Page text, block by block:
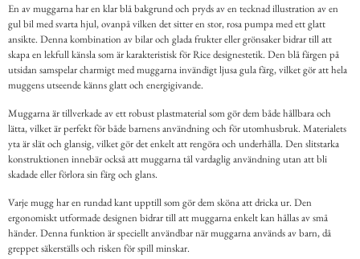
En av muggarna har en klar blå bakgrund och pryds av en tecknad illustration av en
gul bil med svarta hjul, ovanpå vilken det sitter en stor, rosa pumpa med ett glatt
ansikte. Denna kombination av bilar och glada frukter eller grönsaker bidrar till att
skapa en lekfull känsla som är karakteristisk för Rice designestetik. Den blå färgen på
utsidan samspelar charmigt med muggarna invändigt ljusa gula färg, vilket gör att hela
muggens utseende känns glatt och energigivande.
Muggarna är tillverkade av ett robust plastmaterial som gör dem både hållbara och
lätta, vilket är perfekt för både barnens användning och för utomhusbruk. Materialets
yta är slät och glansig, vilket gör det enkelt att rengöra och underhålla. Den slitstarka
konstruktionen innebär också att muggarna tål vardaglig användning utan att bli
skadade eller förlora sin färg och glans.
Varje mugg har en rundad kant upptill som gör dem sköna att dricka ur. Den
ergonomiskt utformade designen bidrar till att muggarna enkelt kan hållas av små
händer. Denna funktion är speciellt användbar när muggarna används av barn, då
greppet säkerställs och risken för spill minskar.